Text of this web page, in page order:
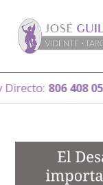
806 408 050